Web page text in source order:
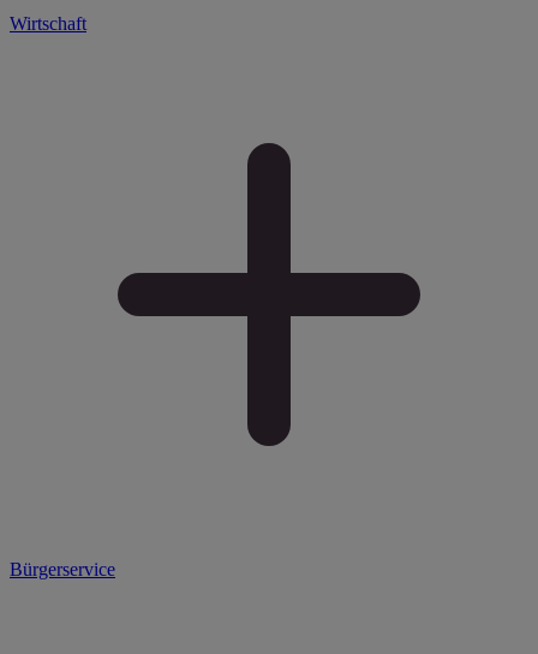
Wirtschaft
Bürgerservice